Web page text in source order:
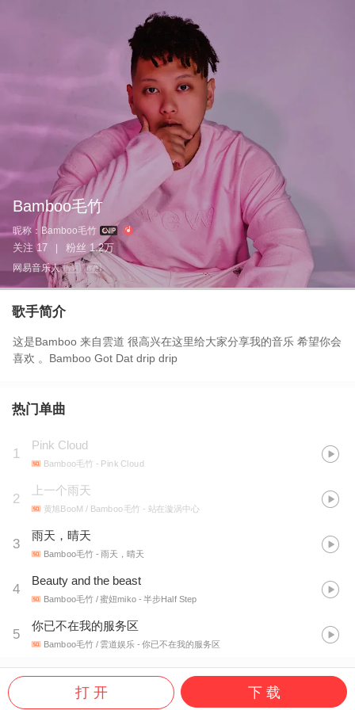
Bamboo毛竹
昵称： Bamboo毛竹
关注 17 粉丝 1.2万
网易音乐人 作词 作曲
歌手简介
这是Bamboo 来自雲道 很高兴在这里给大家分享我的音乐 希望你会
喜欢 。Bamboo Got Dat drip drip
热门单曲
1
Pink Cloud
Bamboo毛竹 - Pink Cloud
2
上一个雨天
黄旭BooM / Bamboo毛竹 - 站在漩涡中心
3
雨天，晴天
Bamboo毛竹 - 雨天，晴天
4
Beauty and the beast
Bamboo毛竹 / 蜜妞miko- 半步Half Step
5
你已不在我的服务区
Bamboo毛竹 / 雲道娱乐 - 你已不在我的服务区
打 开 下 载